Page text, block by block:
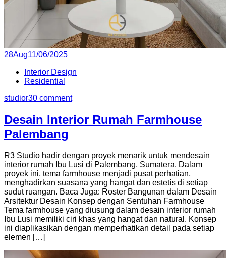
P
d
n
28Aug11/06/2025
Interior Design
Residential
studior30 comment
Desain Interior Rumah Farmhouse
Palembang
R3 Studio hadir dengan proyek menarik untuk mendesain
interior rumah Ibu Lusi di Palembang, Sumatera. Dalam
proyek ini, tema farmhouse menjadi pusat perhatian,
menghadirkan suasana yang hangat dan estetis di setiap
sudut ruangan. Baca Juga: Roster Bangunan dalam Desain
Arsitektur Desain Konsep dengan Sentuhan Farmhouse
Tema farmhouse yang diusung dalam desain interior rumah
Ibu Lusi memiliki ciri khas yang hangat dan natural. Konsep
ini diaplikasikan dengan memperhatikan detail pada setiap
elemen […]